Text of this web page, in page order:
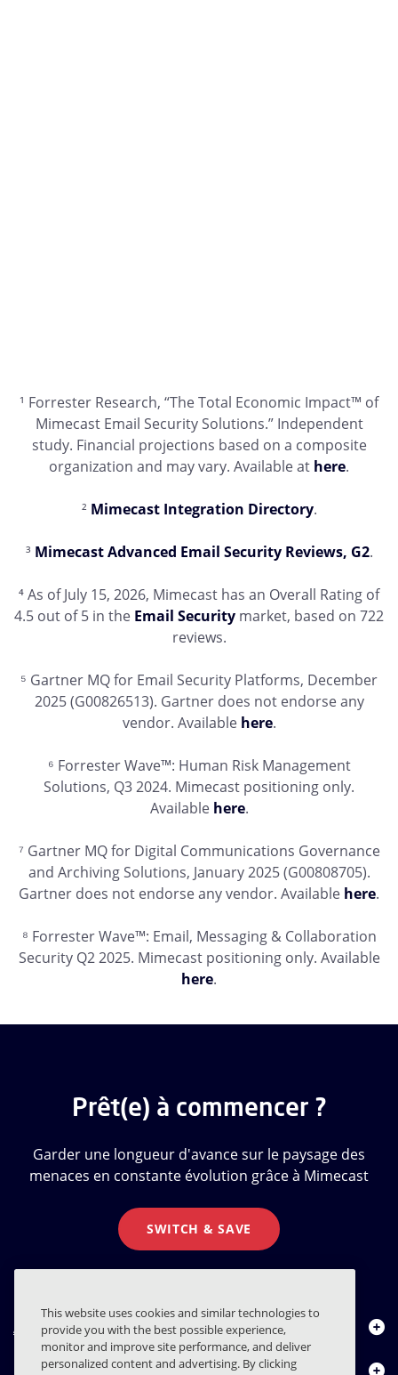
¹ Forrester Research, “The Total Economic Impact™ of
Mimecast Email Security Solutions.” Independent
study. Financial projections based on a composite
organization and may vary. Available at here.
² Mimecast Integration Directory.
³ Mimecast Advanced Email Security Reviews, G2.
⁴ As of July 15, 2026, Mimecast has an Overall Rating of
4.5 out of 5 in the Email Security market, based on 722
reviews.
⁵ Gartner MQ for Email Security Platforms, December
2025 (G00826513). Gartner does not endorse any
vendor. Available here.
⁶ Forrester Wave™: Human Risk Management
Solutions, Q3 2024. Mimecast positioning only.
Available here.
⁷ Gartner MQ for Digital Communications Governance
and Archiving Solutions, January 2025 (G00808705).
Gartner does not endorse any vendor. Available here.
⁸ Forrester Wave™: Email, Messaging & Collaboration
Security Q2 2025. Mimecast positioning only. Available
here.
Prêt(e) à commencer ?
Garder une longueur d'avance sur le paysage des
menaces en constante évolution grâce à Mimecast
SWITCH & SAVE
À propos de nous
Produits
This website uses cookies and similar technologies to
provide you with the best possible experience,
monitor and improve site performance, and deliver
personalized content and advertising. By clicking